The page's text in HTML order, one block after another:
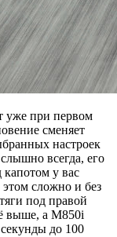
уже при первом
сменяет
настроек
всегда, его
капотом у вас
сложно и без
под правой
выше, а M850i
секунды до 100